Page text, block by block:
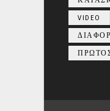
VIDEO